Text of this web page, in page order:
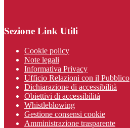
Sezione Link Utili
Cookie policy
Note legali
Informativa Privacy
Ufficio Relazioni con il Pubblico
Dichiarazione di accessibilità
Obiettivi di accessibilità
Whistleblowing
Gestione consensi cookie
Amministrazione trasparente